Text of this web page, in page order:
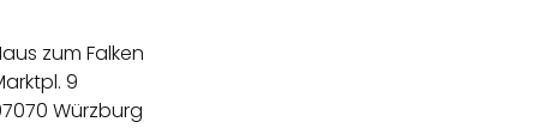
zum Falken
9
Würzburg